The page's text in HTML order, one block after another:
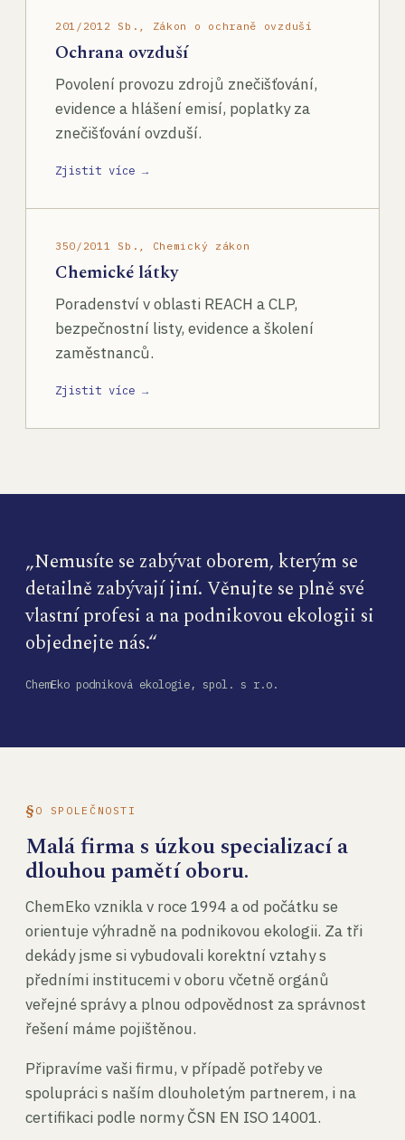
201/2012 Sb., Zákon o ochraně ovzduší
Ochrana ovzduší
Povolení provozu zdrojů znečišťování,
evidence a hlášení emisí, poplatky za
znečišťování ovzduší.
Zjistit více →
350/2011 Sb., Chemický zákon
Chemické látky
Poradenství v oblasti REACH a CLP,
bezpečnostní listy, evidence a školení
zaměstnanců.
Zjistit více →
„Nemusíte se zabývat oborem, kterým se
detailně zabývají jiní. Věnujte se plně své
vlastní profesi a na podnikovou ekologii si
objednejte nás.“
ChemEko podniková ekologie, spol. s r.o.
O SPOLEČNOSTI
Malá firma s úzkou specializací a
dlouhou pamětí oboru.
ChemEko vznikla v roce 1994 a od počátku se
orientuje výhradně na podnikovou ekologii. Za tři
dekády jsme si vybudovali korektní vztahy s
předními institucemi v oboru včetně orgánů
veřejné správy a plnou odpovědnost za správnost
řešení máme pojištěnou.
Připravíme vaši firmu, v případě potřeby ve
spolupráci s naším dlouholetým partnerem, i na
certifikaci podle normy ČSN EN ISO 14001.